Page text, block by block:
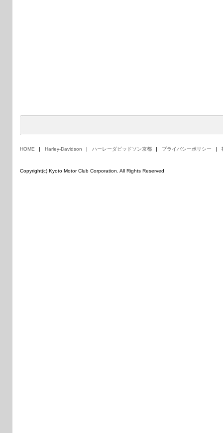
HOME Harley-Davidson ハーレーダビッドソン京都 プライバシーポリシー
Copyright(c) Kyoto Motor Club Corporation. All Rights Reserved